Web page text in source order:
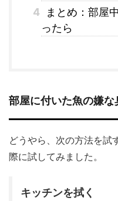
4
まとめ：部屋
ったら
部屋に付いた魚の嫌
どうやら、次の方法を試
際に試してみました。
キッチンを拭く